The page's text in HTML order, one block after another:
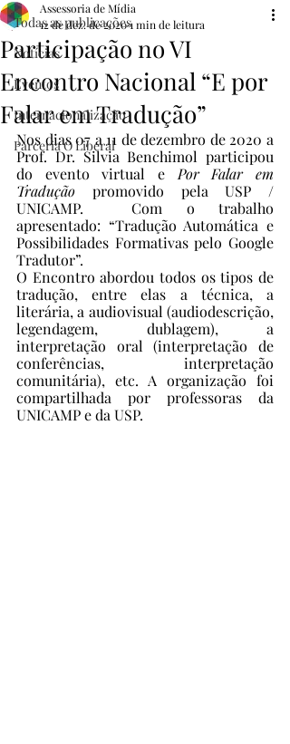
Todas as publicações
Notícias
Eventos
Internacionalização
Parceria O Liberal
Participação no VI
Encontro Nacional “E por
Falar em Tradução”
Assessoria de Mídia
12 de dez. de 20201 min de leitura
Nos dias 07 a 11 de dezembro de 2020 a
Prof. Dr. Silvia Benchimol participou
do evento virtual e Por Falar em
Tradução promovido pela USP /
UNICAMP.  Com o trabalho
apresentado: “Tradução Automática e
Possibilidades Formativas pelo Google
Tradutor”.
O Encontro abordou todos os tipos de
tradução, entre elas a técnica, a
literária, a audiovisual (audiodescrição,
legendagem, dublagem), a
interpretação oral (interpretação de
conferências, interpretação
comunitária), etc. A organização foi
compartilhada por professoras da
UNICAMP e da USP.